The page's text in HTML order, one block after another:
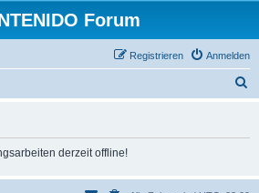
Forum
Anmelden
Registrieren
derzeit offline!